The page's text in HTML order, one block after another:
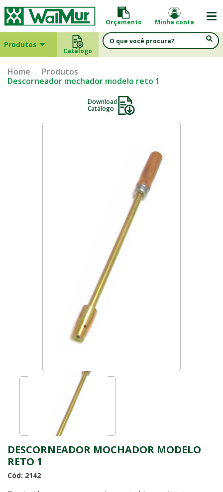
Orçamento Minha conta
Produtos
Catálogo
Home
Produtos
Descorneador mochador modelo reto 1
Download
Catálogo
DESCORNEADOR MOCHADOR MODELO
RETO 1
Cód: 2142